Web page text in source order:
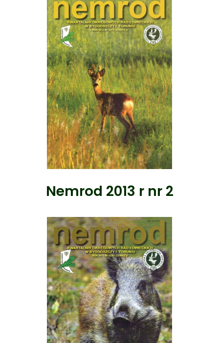
Nemrod 2013 r nr 2